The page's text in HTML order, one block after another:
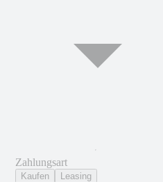
Zahlungsart
Kaufen Leasing